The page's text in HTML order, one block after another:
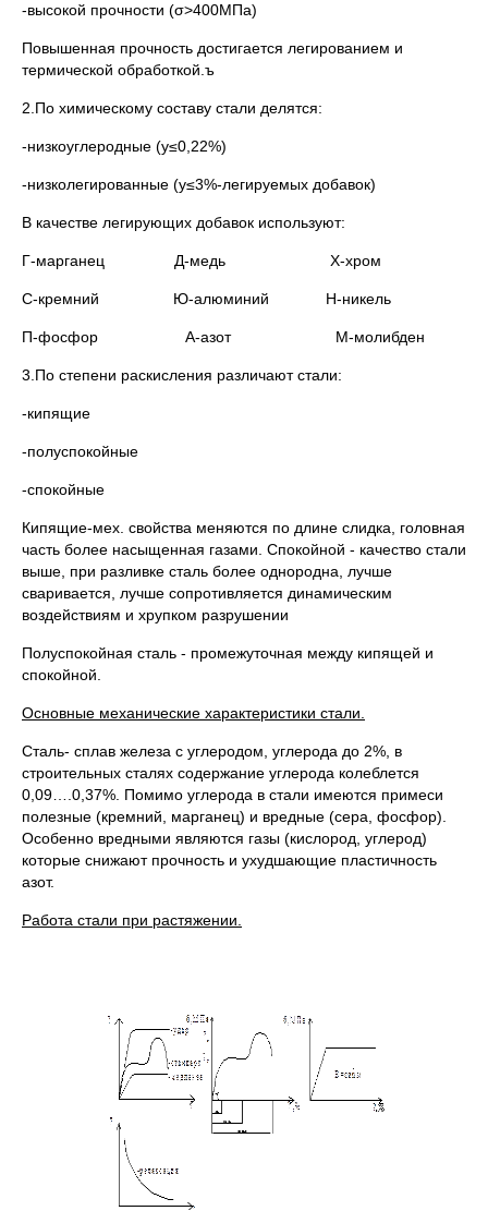
-высокой прочности (σ>400МПа)
Повышенная прочность достигается легированием и
термической обработкой.ъ
2.По химическому составу стали делятся:
-низкоуглеродные (y≤0,22%)
-низколегированные (y≤3%-легируемых добавок)
В качестве легирующих добавок используют:
Г-марганец Д-медь Х-хром
С-кремний Ю-алюминий Н-никель
П-фосфор А-азот М-молибден
3.По степени раскисления различают стали:
-кипящие
-полуспокойные
-спокойные
Кипящие-мех. свойства меняются по длине слидка, головная
часть более насыщенная газами. Спокойной - качество стали
выше, при разливке сталь более однородна, лучше
сваривается, лучше сопротивляется динамическим
воздействиям и хрупком разрушении
Полуспокойная сталь - промежуточная между кипящей и
спокойной.
Основные механические характеристики стали.
Сталь- сплав железа с углеродом, углерода до 2%, в
строительных сталях содержание углерода колеблется
0,09….0,37%. Помимо углерода в стали имеются примеси
полезные (кремний, марганец) и вредные (сера, фосфор).
Особенно вредными являются газы (кислород, углерод)
которые снижают прочность и ухудшающие пластичность
азот.
Работа стали при растяжении.